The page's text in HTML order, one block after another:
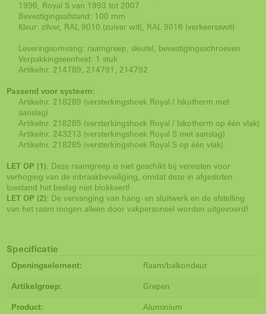
1996, Royal S van 1993 tot 2007
Bevestigingsafstand: 100 mm
Kleur: zilver, RAL 9010 (zuiver wit), RAL 9016 (verkeersswit)
Leveringsomvang: raamgreep, sleutel, bevestigingsschroeven
Verpakkingseenheid: 1 stuk
Artikelnr. 214789, 214791, 214792
Passend voor systeem:
Artikelnr. 218289 (versterkingshoek Royal / Iskotherm met
aanslag)
Artikelnr. 218285 (versterkingshoek Royal / Iskotherm op één vlak)
Artikelnr. 243213 (versterkingshoek Royal S met aanslag)
Artikelnr. 218285 (versterkingshoek Royal S op één vlak)
LET OP (1): Deze raamgreep is niet geschikt bij vereisten voor
verhoging van de inbraakbeveiliging, omdat deze in afgesloten
toestand het beslag niet blokkeert!
LET OP (2): De vervanging van hang- en sluitwerk en de afstelling
van het raam mogen alleen door vakpersoneel worden uitgevoerd!
Specificatie
Openingselement: Raam/balkondeur
Artikelgroep: Grepen
Product: Aluminium